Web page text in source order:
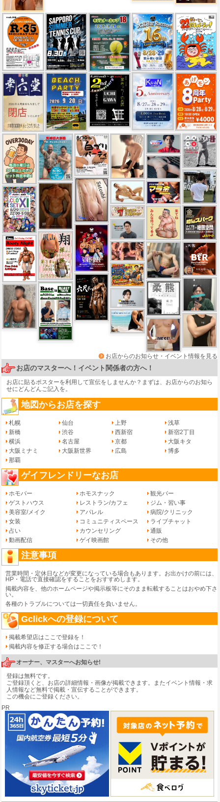
お店からのお知らせ・イベント情報を見る
お店のマスターへ！イベント関係者の方へ！
お店に貼るポスターを利用して宣伝をしませんか？まずは、 お店からのお知ら
せにどんどんご記入を。
地図からお店を探す
札幌 仙台 上野
浅草
新橋
渋谷 西新宿
新宿2丁目
横浜
名古屋 京都
大阪キタ
大阪ミナミ
大阪新世界 広島
博多
那覇
ゲイフレンドリーなお店
ホモバー ホモスナック
観光バー
ゲストハウス
レストラン/カフェ
ジム・習い事
美容室/メイク
アパレル
病院/クリニック
女装
コミュニティスペース
ライブチャット
占い
カウンセリング
通販
動画配信
ゲイ映画館 その他
注意事項
営業時間・定休日などが変更になっている場合もあります。お出かけの前には、
HP・電話で直接確認をすることをおすすめします。
掲載内容を、他のホームページや掲示板等にそのまま転載することはおやめ下さ
い。
各種のトラブルについては一切責任を負いません。
Gclickへの登録について
掲載希望店はここで登録を！
掲載内容を修正する場合はここで！
オーナー、マスターへお知らせ!
登録は無料です。
ご登録頂くと、お店の詳細情報・画像が掲載できます。またイベント情報・求
人情報など無料で掲載・宣伝することができます。
この機会にご登録ください。
PR